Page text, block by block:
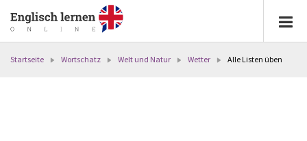
Startseite Wortschatz Welt und Natur Wetter Alle Listen üben